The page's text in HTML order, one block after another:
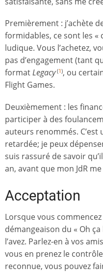
Premièrement : j’achète
formidables, ce sont les «
ludique. Vous l’achetez,
pas d’engagement (tant
formatLegacy(1), ou
Flight Games.
Deuxièmement : les
participer à des
auteurs renommés.
retardée; je peux
suis rassuré de savoir
an, avant que mon JdR
Acceptation
Lorsque vous
démangeaison du « Oh
l’avez. Parlez-en à vos
vous en prenez le
reconnue, vous pouvez